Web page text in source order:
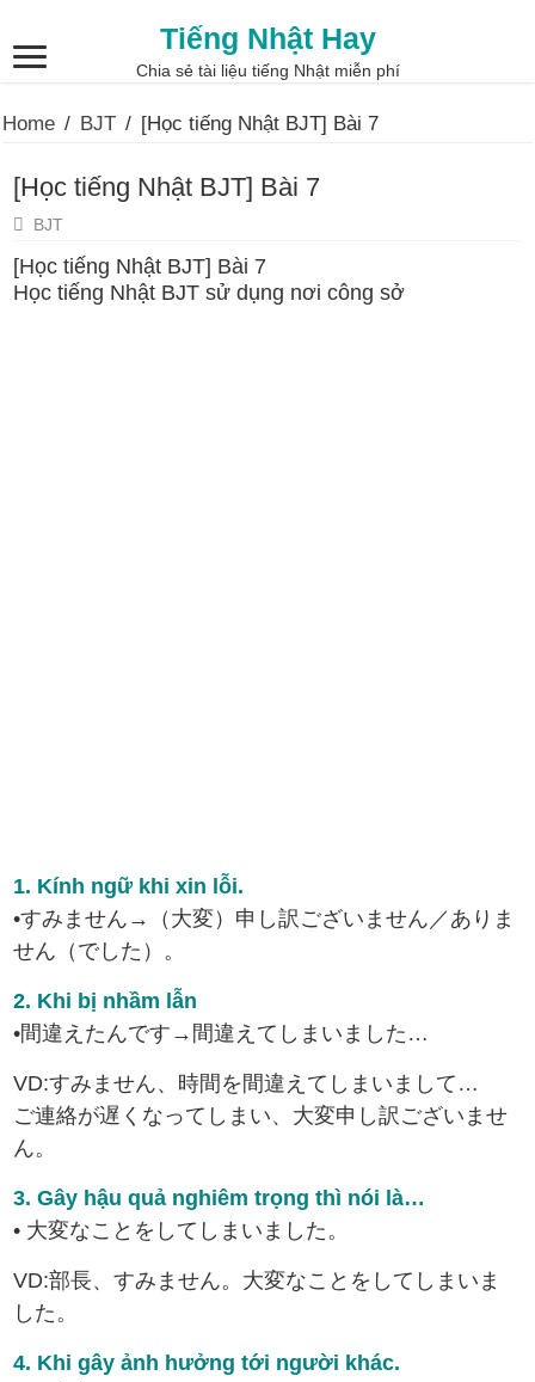
Tiếng Nhật Hay
Chia sẻ tài liệu tiếng Nhật miễn phí
Home / BJT / [Học tiếng Nhật BJT] Bài 7
[Học tiếng Nhật BJT] Bài 7
BJT
[Học tiếng Nhật BJT] Bài 7
Học tiếng Nhật BJT sử dụng nơi công sở
1. Kính ngữ khi xin lỗi.
•すみません→（大変）申し訳ございません／ありま
せん（でした）。
2. Khi bị nhầm lẫn
•間違えたんです→間違えてしまいました…
VD:すみません、時間を間違えてしまいまして…
ご連絡が遅くなってしまい、大変申し訳ございませ
ん。
3. Gây hậu quả nghiêm trọng thì nói là…
• 大変なことをしてしまいました。
VD:部長、すみません。大変なことをしてしまいま
した。
4. Khi gây ảnh hưởng tới người khác.